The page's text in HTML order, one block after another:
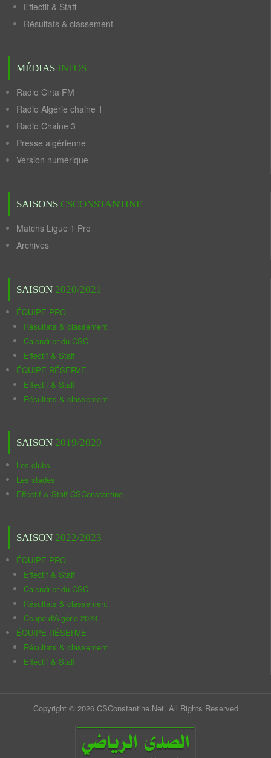
Effectif & Staff
Résultats & classement
MÉDIAS INFOS
Radio Cirta FM
Radio Algérie chaine 1
Radio Chaine 3
Presse algérienne
Version numérique
SAISONS CSCONSTANTINE
Matchs Ligue 1 Pro
Archives
SAISON 2020/2021
ÉQUIPE PRO
Résultats & classement
Calendrier du CSC
Effectif & Staff
ÉQUIPE RÉSERVE
Effectif & Staff
Résultats & classement
SAISON 2019/2020
Les clubs
Les stades
Effectif & Staff CSConstantine
SAISON 2022/2023
ÉQUIPE PRO
Effectif & Staff
Calendrier du CSC
Résultats & classement
Coupe d'Algérie 2023
ÉQUIPE RÉSERVE
Résultats & classement
Effectif & Staff
Copyright © 2026 CSConstantine.Net. All Rights Reserved